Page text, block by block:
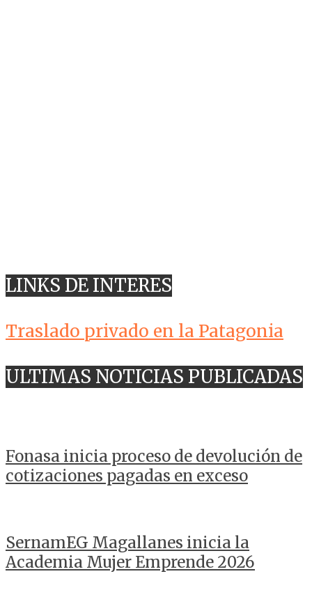
LINKS DE INTERES
Traslado privado en la Patagonia
ULTIMAS NOTICIAS PUBLICADAS
Fonasa inicia proceso de devolución de
cotizaciones pagadas en exceso
SernamEG Magallanes inicia la
Academia Mujer Emprende 2026